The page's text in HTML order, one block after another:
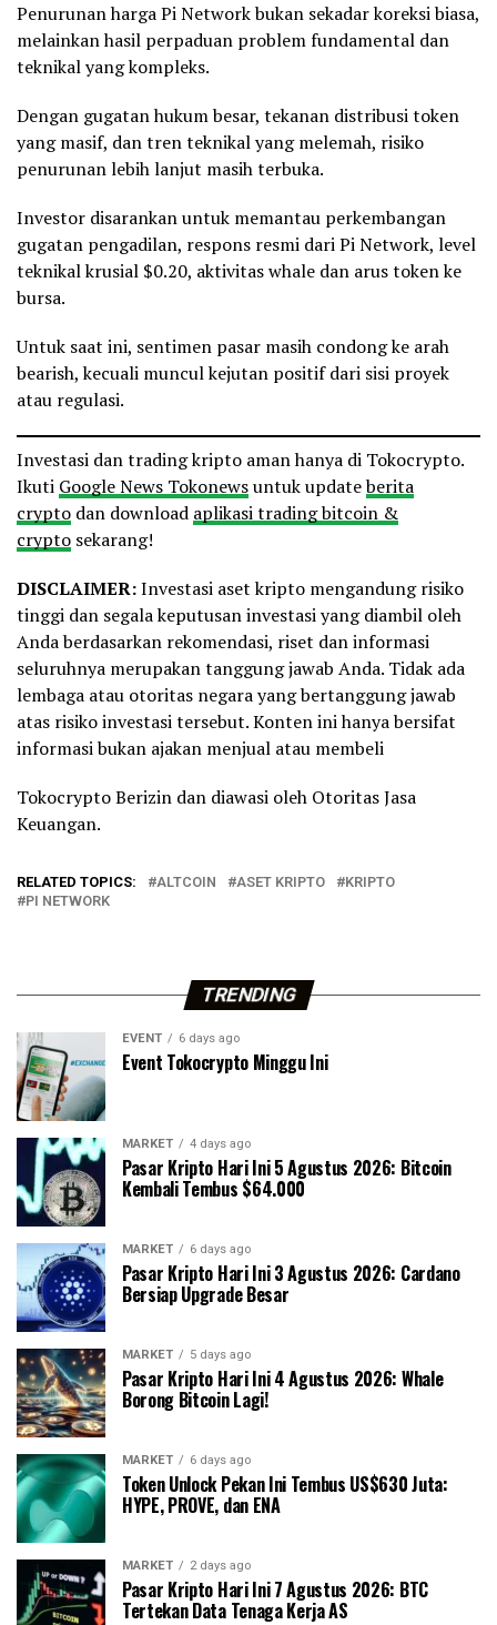
Penurunan harga Pi Network bukan sekadar koreksi biasa,
melainkan hasil perpaduan problem fundamental dan
teknikal yang kompleks.
Dengan gugatan hukum besar, tekanan distribusi token
yang masif, dan tren teknikal yang melemah, risiko
penurunan lebih lanjut masih terbuka.
Investor disarankan untuk memantau perkembangan
gugatan pengadilan, respons resmi dari Pi Network, level
teknikal krusial $0.20, aktivitas whale dan arus token ke
bursa.
Untuk saat ini, sentimen pasar masih condong ke arah
bearish, kecuali muncul kejutan positif dari sisi proyek
atau regulasi.
Investasi dan trading kripto aman hanya di Tokocrypto.
Ikuti Google News Tokonewsuntuk updateberita
crypto dan download aplikasi trading bitcoin &
crypto sekarang!
DISCLAIMER:Investasi aset kripto mengandung risiko
tinggi dan segala keputusan investasi yang diambil oleh
Anda berdasarkan rekomendasi, riset dan informasi
seluruhnya merupakan tanggung jawab Anda. Tidak ada
lembaga atau otoritas negara yang bertanggung jawab
atas risiko investasi tersebut. Konten ini hanya bersifat
informasi bukan ajakan menjual atau membeli
Tokocrypto Berizin dan diawasi oleh Otoritas Jasa
Keuangan.
RELATED TOPICS: ALTCOIN ASET KRIPTO
KRIPTO
PI NETWORK
TRENDING
EVENT 6 days ago
Event Tokocrypto Minggu Ini
MARKET 4 days ago
Pasar Kripto Hari Ini 5 Agustus 2026: Bitcoin
Kembali Tembus $64.000
MARKET 6 days ago
Pasar Kripto Hari Ini 3 Agustus 2026: Cardano
Bersiap Upgrade Besar
MARKET 5 days ago
Pasar Kripto Hari Ini 4 Agustus 2026: Whale
Borong Bitcoin Lagi!
MARKET 6 days ago
Token Unlock Pekan Ini Tembus US$630 Juta:
HYPE, PROVE, dan ENA
MARKET 2 days ago
Pasar Kripto Hari Ini 7 Agustus 2026: BTC
Tertekan Data Tenaga Kerja AS